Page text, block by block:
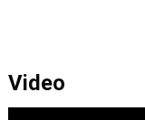
Video